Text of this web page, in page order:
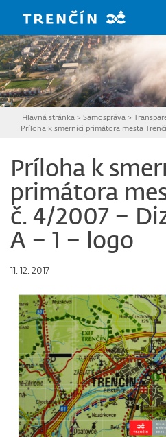
Hlavná stránka > Samospráva >
Príloha k smernici primátora mesta
Príloha k
primátora
č. 4/2007 –
A – 1 – logo
11. 12. 2017